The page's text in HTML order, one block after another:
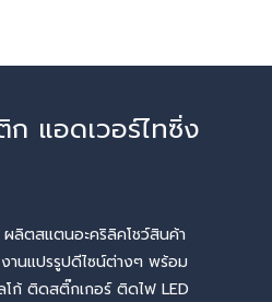
แอดเวอร์ไทซิ่ง
ลิตสแตนอะคริลิคโชว์สินค้า
านแปรรูปดีไซน์ต่างๆ พร้อม
โก้ ติดสติ๊กเกอร์ ติดไฟ LED